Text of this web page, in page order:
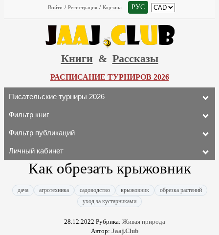
Войти / Регистрация / Корзина РУС
Книги & Рассказы
РАСПИСАНИЕ ТУРНИРОВ 2026
Писательские турниры 2026
Фильтр книг
Фильтр публикаций
Личный кабинет
Как обрезать крыжовник
дача агротехника садоводство крыжовник
обрезка растений
уход за кустарниками
28.12.2022 Рубрика: Живая природа
Автор: Jaaj.Club